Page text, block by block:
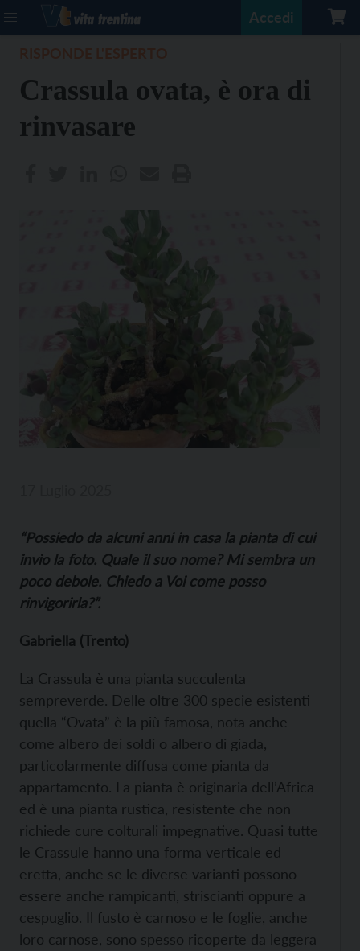
Accedi
Crassula ovata, è ora di
rinvasare
“Possiedo da alcuni anni in casa la pianta di cui
invio la foto. Quale il suo nome? Mi sembra un
poco debole. Chiedo a Voi come posso
rinvigorirla?”.
Gabriella (Trento)
La Crassula è una pianta succulenta
sempreverde. Delle oltre 300 specie esistenti
quella “Ovata” è la più famosa, nota anche
come albero dei soldi o albero di giada,
particolarmente diffusa come pianta da
appartamento. La pianta è originaria dell’Africa
ed è una pianta rustica, resistente che non
richiede cure colturali impegnative. Quasi tutte
le Crassule hanno una forma verticale ed
eretta, anche se le diverse varianti possono
essere anche rampicanti, striscianti oppure a
cespuglio. Il fusto è carnoso e le foglie, anche
loro carnose, sono spesso ricoperte da leggera